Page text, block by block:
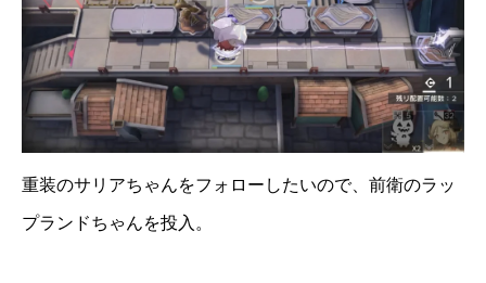
重装のサリアちゃんをフォローしたいので、前衛のラッ
プランドちゃんを投入。